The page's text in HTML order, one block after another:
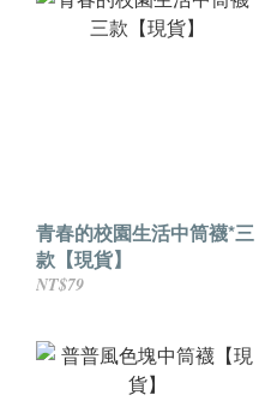
青春的校園生活中筒襪*三
款【現貨】
NT$79